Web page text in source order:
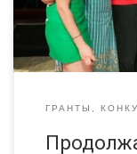
участие могут
ГРАНТЫ,